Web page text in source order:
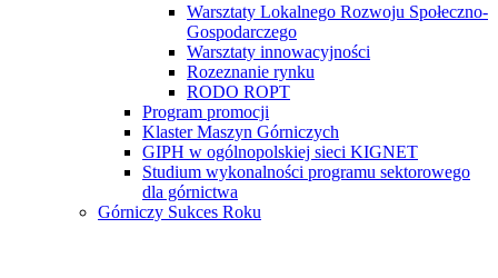
Warsztaty Lokalnego Rozwoju Społeczno-
Gospodarczego
Warsztaty innowacyjności
Rozeznanie rynku
RODO ROPT
Program promocji
Klaster Maszyn Górniczych
GIPH w ogólnopolskiej sieci KIGNET
Studium wykonalności programu sektorowego
dla górnictwa
Górniczy Sukces Roku